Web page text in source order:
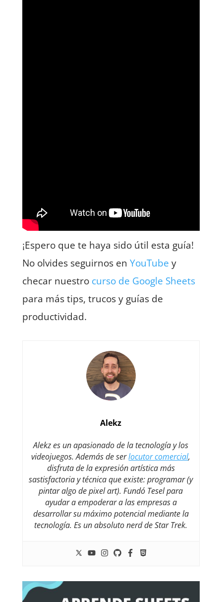
¡Espero que te haya sido útil esta guía!
No olvides seguirnos en YouTube y
checar nuestro curso de Google Sheets
para más tips, trucos y guías de
productividad.
Alekz
Alekz es un apasionado de la tecnología y los
videojuegos. Además de serlocutor comercial,
disfruta de la expresión artística más
sastisfactoria y técnica que existe: programar (y
pintar algo de pixel art). Fundó Tesel para
ayudar a empoderar a las empresas a
desarrollar su máximo potencial mediante la
tecnología. Es un absoluto nerd de Star Trek.